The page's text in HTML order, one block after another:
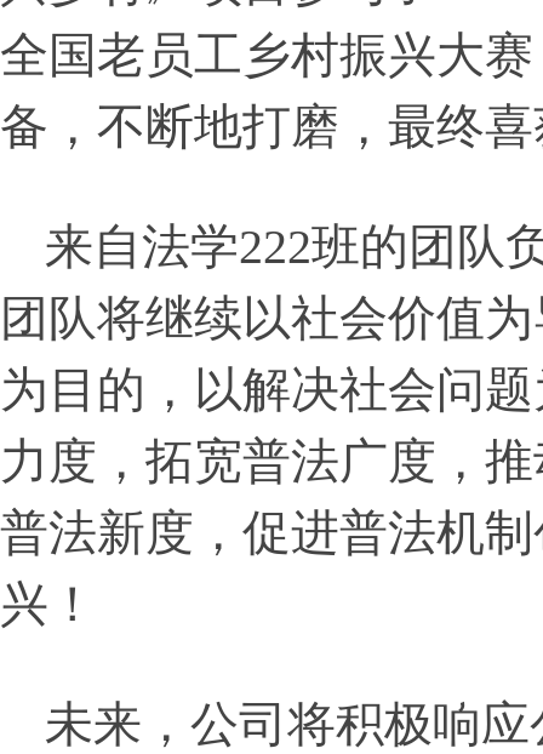
全国老员工乡村振兴大
备，不断地打磨，最终
来自法学222班的团队
团队将继续以社会价值
为目的，以解决社会问
力度，拓宽普法广度，
普法新度，促进普法机
兴！
未来，公司将积极响